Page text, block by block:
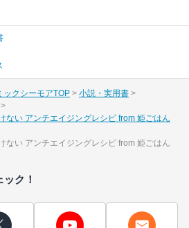
ックシーモアTOP
小説・実用書
ない アンチエイジングレシピ from 姫ごはん
ない アンチエイジングレシピ from 姫ごはん
ク！